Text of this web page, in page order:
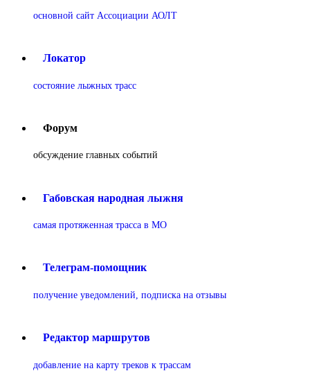
основной сайт Ассоциации АОЛТ
Локатор
состояние лыжных трасс
Форум
обсуждение главных событий
Габовская народная лыжня
самая протяженная трасса в МО
Телеграм-помощник
получение уведомлений, подписка на отзывы
Редактор маршрутов
добавление на карту треков к трассам